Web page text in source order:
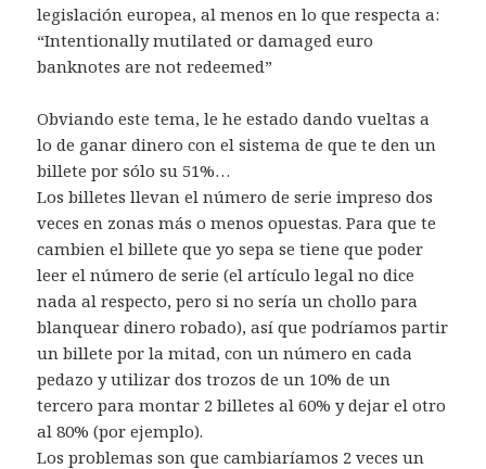
legislación europea, al menos en lo que respecta a:
“Intentionally mutilated or damaged euro
banknotes are not redeemed”
Obviando este tema, le he estado dando vueltas a
lo de ganar dinero con el sistema de que te den un
billete por sólo su 51%…
Los billetes llevan el número de serie impreso dos
veces en zonas más o menos opuestas. Para que te
cambien el billete que yo sepa se tiene que poder
leer el número de serie (el artículo legal no dice
nada al respecto, pero si no sería un chollo para
blanquear dinero robado), así que podríamos partir
un billete por la mitad, con un número en cada
pedazo y utilizar dos trozos de un 10% de un
tercero para montar 2 billetes al 60% y dejar el otro
al 80% (por ejemplo).
Los problemas son que cambiaríamos 2 veces un